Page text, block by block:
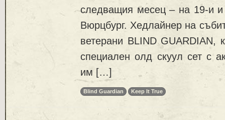
следващия месец – на 19-и
Вюрцбург. Хедлайнер на
ветерани BLIND GUARDIAN,
специален олд скуул сет с
им […]
Blind Guardian Keep It True